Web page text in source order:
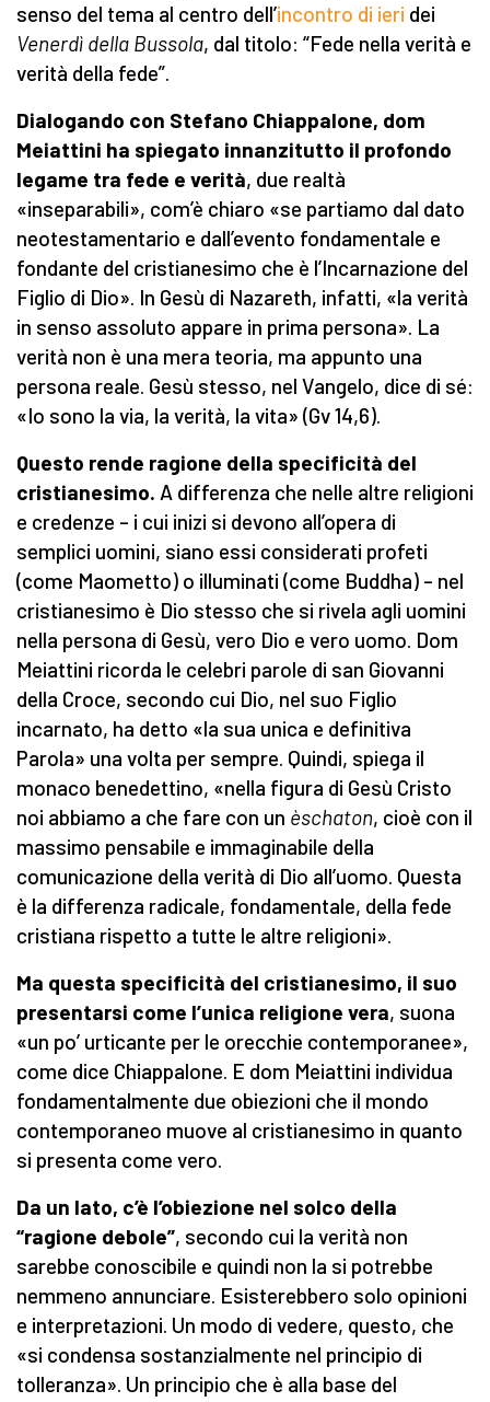
senso del tema al centro dell’incontro di ieri dei
Venerdì della Bussola, dal titolo: “Fede nella verità e
verità della fede”.
Dialogando con Stefano Chiappalone, dom
Meiattini ha spiegato innanzitutto il profondo
legame tra fede e verità, due realtà
«inseparabili», com’è chiaro «se partiamo dal dato
neotestamentario e dall’evento fondamentale e
fondante del cristianesimo che è l’Incarnazione del
Figlio di Dio». In Gesù di Nazareth, infatti, «la verità
in senso assoluto appare in prima persona». La
verità non è una mera teoria, ma appunto una
persona reale. Gesù stesso, nel Vangelo, dice di sé:
«Io sono la via, la verità, la vita» (Gv 14,6).
Questo rende ragione della specificità del
cristianesimo. A differenza che nelle altre religioni
e credenze – i cui inizi si devono all’opera di
semplici uomini, siano essi considerati profeti
(come Maometto) o illuminati (come Buddha) – nel
cristianesimo è Dio stesso che si rivela agli uomini
nella persona di Gesù, vero Dio e vero uomo. Dom
Meiattini ricorda le celebri parole di san Giovanni
della Croce, secondo cui Dio, nel suo Figlio
incarnato, ha detto «la sua unica e definitiva
Parola» una volta per sempre. Quindi, spiega il
monaco benedettino, «nella figura di Gesù Cristo
noi abbiamo a che fare con un èschaton, cioè con il
massimo pensabile e immaginabile della
comunicazione della verità di Dio all’uomo. Questa
è la differenza radicale, fondamentale, della fede
cristiana rispetto a tutte le altre religioni».
Ma questa specificità del cristianesimo, il suo
presentarsi come l’unica religione vera, suona
«un po’ urticante per le orecchie contemporanee»,
come dice Chiappalone. E dom Meiattini individua
fondamentalmente due obiezioni che il mondo
contemporaneo muove al cristianesimo in quanto
si presenta come vero.
Da un lato, c’è l’obiezione nel solco della
“ragione debole”, secondo cui la verità non
sarebbe conoscibile e quindi non la si potrebbe
nemmeno annunciare. Esisterebbero solo opinioni
e interpretazioni. Un modo di vedere, questo, che
«si condensa sostanzialmente nel principio di
tolleranza». Un principio che è alla base del